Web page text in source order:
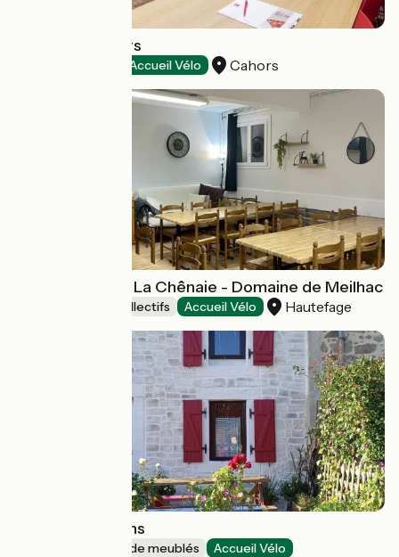
Hôtel Ibis Cahors
Accueil Vélo Cahors
Gîte de Groupe La Chênaie - Domaine de Meilhac
Hébergements collectifs Accueil Vélo Hautefage
Gîte Les Papillons
Gîtes et locations de meublés Accueil Vélo